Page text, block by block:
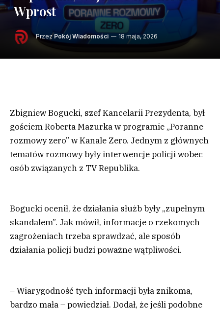
Wprost
Przez Pokój Wiadomości 18 maja, 2026
Zbigniew Bogucki, szef Kancelarii Prezydenta, był
gościem Roberta Mazurka w programie „Poranne
rozmowy zero” w Kanale Zero. Jednym z głównych
tematów rozmowy były interwencje policji wobec
osób związanych z TV Republika.
Bogucki ocenił, że działania służb były „zupełnym
skandalem”. Jak mówił, informacje o rzekomych
zagrożeniach trzeba sprawdzać, ale sposób
działania policji budzi poważne wątpliwości.
– Wiarygodność tych informacji była znikoma,
bardzo mała – powiedział. Dodał, że jeśli podobne